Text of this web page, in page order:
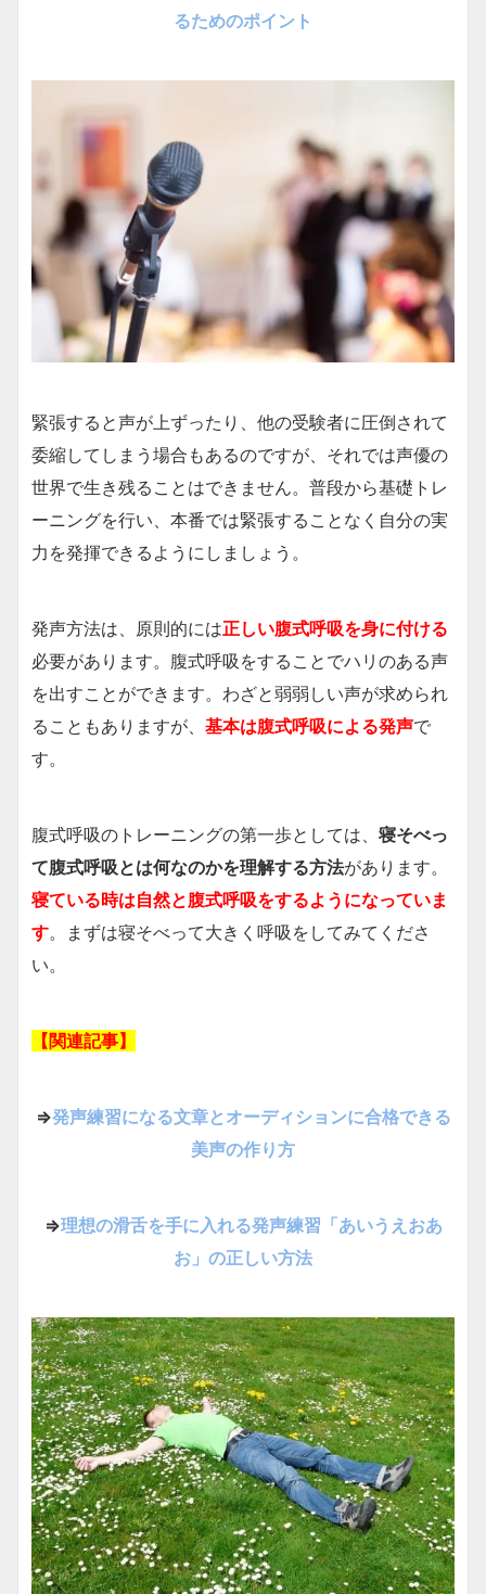
るためのポイント
緊張すると声が上ずったり、他の受験者に圧倒されて
委縮してしまう場合もあるのですが、それでは声優の
世界で生き残ることはできません。普段から基礎トレ
ーニングを行い、本番では緊張することなく自分の実
力を発揮できるようにしましょう。
発声方法は、原則的には正しい腹式呼吸を身に付ける
必要があります。腹式呼吸をすることでハリのある声
を出すことができます。わざと弱弱しい声が求められ
ることもありますが、 基本は腹式呼吸による発声で
す。
腹式呼吸のトレーニングの第一歩としては、 寝そべっ
て腹式呼吸とは何なのかを理解する方法があります。
寝ている時は自然と腹式呼吸をするようになっていま
す。まずは寝そべって大きく呼吸をしてみてくださ
い。
【関連記事】
⇒発声練習になる文章とオーディションに合格できる
美声の作り方
⇒理想の滑舌を手に入れる発声練習「あいうえおあ
お」の正しい方法